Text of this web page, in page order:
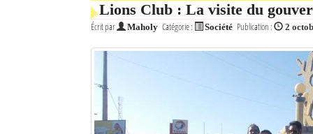
Lions Club : La visite du
Écrit par Maholy Catégorie : Société Publication : 2